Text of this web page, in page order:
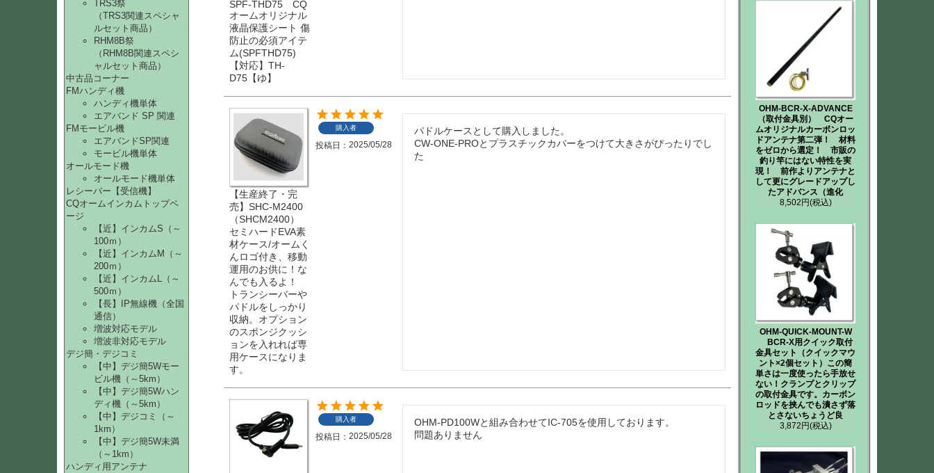
TRS3祭
（TRS3関連スペシャ
ルセット商品）
RHM8B祭
（RHM8B関連スペシ
ャルセット商品）
中古品コーナー
FMハンディ機
ハンディ機単体
エアバンド SP 関連
FMモービル機
エアバンドSP関連
モービル機単体
オールモード機
オールモード機単体
レシーバー【受信機】
CQオームインカムトップペ
ージ
【近】インカムS（～
100ｍ）
【近】インカムM（～
200ｍ）
【近】インカムL（～
500ｍ）
【長】IP無線機（全国
通信）
増波対応モデル
増波非対応モデル
デジ簡・デジコミ
【中】デジ簡5Wモー
ビル機（～5km）
【中】デジ簡5Wハン
ディ機（～5km）
【中】デジコミ（～
1km）
【中】デジ簡5W未満
（～1km）
ハンディ用アンテナ
SPF-THD75 CQ
オームオリジナル
液晶保護シート 傷
防止の必須アイテ
ム(SPFTHD75)
【対応】TH-
D75【ゆ】
【生産終了・完
売】SHC-M2400
（SHCM2400）
セミハードEVA素
材ケース/オームく
んロゴ付き、移動
運用のお供に！な
んでも入るよ！
トランシーバーや
パドルをしっかり
収納。オプション
のスポンジクッシ
ョンを入れれば専
用ケースになりま
す。
購入者
投稿日 2025/05/28
パドルケースとして購入しました。
CW-ONE-PROとプラスチックカバーをつけて大きさがぴったりでし
た
購入者
投稿日 2025/05/28
OHM-PD100Wと組み合わせてIC-705を使用しております。
問題ありません
OHM-BCR-X-ADVANCE
（取付金具別） CQオー
ムオリジナルカーボンロッ
ドアンテナ第二弾！ 材料
をゼロから選定！ 市販の
釣り竿にはない特性を実
現！ 前作よりアンテナと
して更にグレードアップし
たアドバンス（進化
8,502円(税込)
OHM-QUICK-MOUNT-W
BCR-X用クイック取付
金具セット（クイックマウ
ント×2個セット）この簡
単さは一度使ったら手放せ
ない！クランプとクリップ
の取付金具です。カーボン
ロッドを挟んでも潰さず落
とさないちょうど良
3,872円(税込)